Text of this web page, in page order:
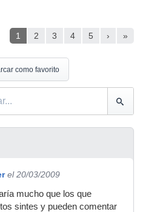
1 2 3 4 5 › »
como favorito
el 20/03/2009
mucho que los que
sintes y pueden comentar